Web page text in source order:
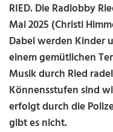
RIED. Die Radlobby
Mai 2025 (Christi
Dabei werden Kinder
einem gemütlichen
Musik durch Ried
Könnensstufen sind
erfolgt durch die
gibt es nicht.